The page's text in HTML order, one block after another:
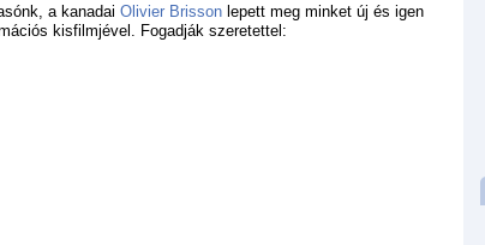
a kanadai Olivier Brisson lepett meg minket új és igen
kisfilmjével. Fogadják szeretettel: